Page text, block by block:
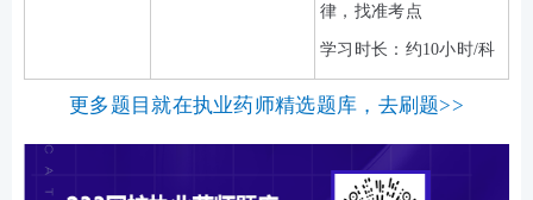
律，找准考点
学习时长：约10小时/科
更多题目就在执业药师精选题库，去刷题>>